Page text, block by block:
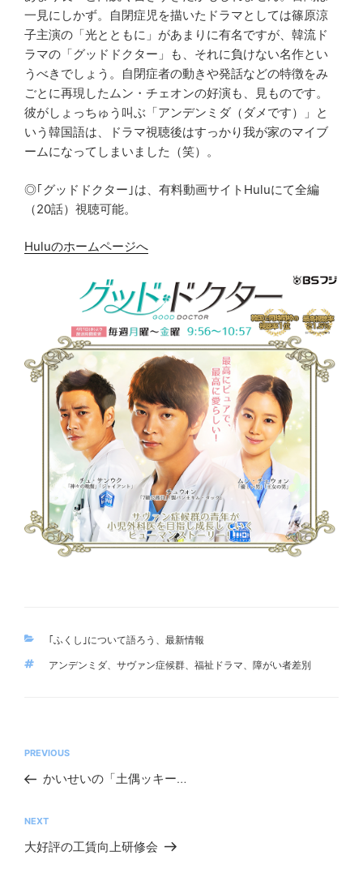
一見にしかず。自閉症児を描いたドラマとしては篠原涼
子主演の「光とともに」があまりに有名ですが、韓流ド
ラマの「グッドドクター」も、それに負けない名作とい
うべきでしょう。自閉症者の動きや発話などの特徴をみ
ごとに再現したムン・チェオンの好演も、見ものです。
彼がしょっちゅう叫ぶ「アンデンミダ（ダメです）」と
いう韓国語は、ドラマ視聴後はすっかり我が家のマイブ
ームになってしまいました（笑）。
◎｢グッドドクター｣は、有料動画サイトHuluにて全編
（20話）視聴可能。
Huluのホームページへ
カ
ゴ
｢ふくし｣について語ろう 、 最新情報
タ
アンデンミダ、 サヴァン症候群、 福祉ドラマ、 障がい者差別
投
ナ
ビ
ゲ
ー
前
の
PREVIOUS
かいせいの「土偶ッキー」
次
の
NEXT
大好評の工賃向上研修会